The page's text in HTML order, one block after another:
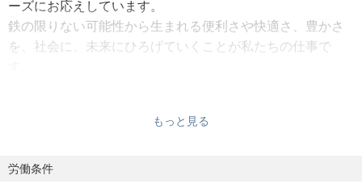
ーズにお応えしています。
鉄の限りない可能性から生まれる便利さや快適さ、豊かさ
を、社会に、未来にひろげていくことが私たちの仕事で
EV化の世界的潮流の中心地である中部地区において、高性
もっと見る
労働条件